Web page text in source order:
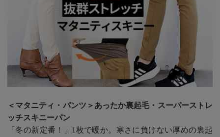
＜マタニティ・パンツ＞あったか裏起毛・スーパーストレ
ッチスキニーパン
「冬の新定番！」1枚で暖か。寒さに負けない厚めの裏起